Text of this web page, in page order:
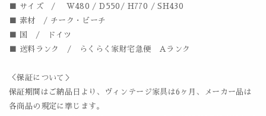
■ サイズ / W480 / D550/ H770 / SH430
■ 素材 / チーク・ビーチ
■ 国 / ドイツ
■ 送料ランク / らくらく家財宅急便 Aランク
＜保証について＞
保証期間はご納品日より、ヴィンテージ家具は6ヶ月、メーカー品は
各商品の規定に準じます。